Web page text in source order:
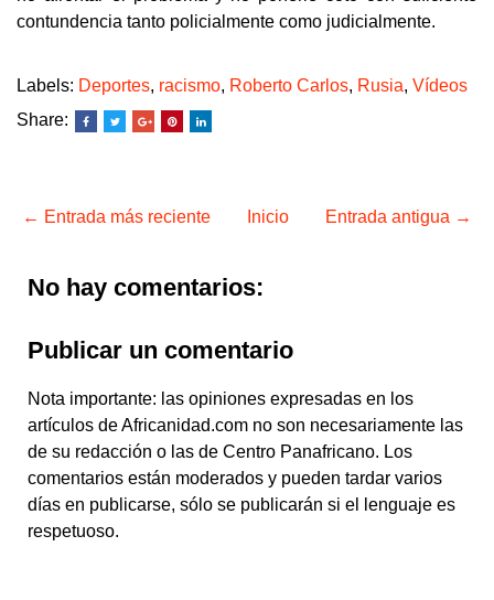
contundencia tanto policialmente como judicialmente.
Labels: Deportes, racismo, Roberto Carlos, Rusia, Vídeos
Share:
← Entrada más reciente Entrada antigua →
Inicio
No hay comentarios:
Publicar un comentario
Nota importante: las opiniones expresadas en los
artículos de Africanidad.com no son necesariamente las
de su redacción o las de Centro Panafricano. Los
comentarios están moderados y pueden tardar varios
días en publicarse, sólo se publicarán si el lenguaje es
respetuoso.